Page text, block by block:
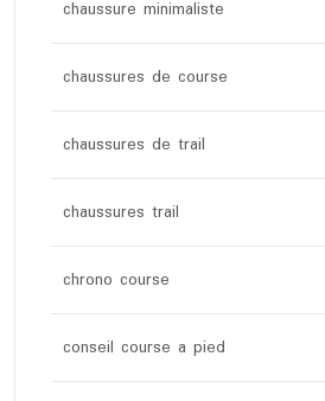
chaussure minimaliste
chaussures de course
chaussures de trail
chaussures trail
chrono course
conseil course a pied